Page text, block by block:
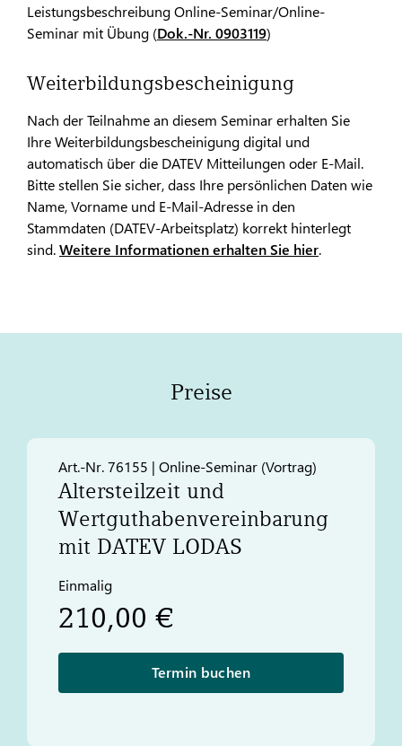
Leistungsbeschreibung Online-Seminar/Online-
Seminar mit Übung (Dok.-Nr. 0903119)
Weiterbildungsbescheinigung
Nach der Teilnahme an diesem Seminar erhalten Sie
Ihre Weiterbildungsbescheinigung digital und
automatisch über die DATEV Mitteilungen oder E-Mail.
Bitte stellen Sie sicher, dass Ihre persönlichen Daten wie
Name, Vorname und E-Mail-Adresse in den
Stammdaten (DATEV-Arbeitsplatz) korrekt hinterlegt
sind.Weitere Informationen erhalten Sie hier.
Preise
Art.-Nr. 76155 | Online-Seminar (Vortrag)​
Altersteilzeit und
Wertguthabenvereinbarung
mit DATEV LODAS
Einmalig
210,00 €
Termin buchen